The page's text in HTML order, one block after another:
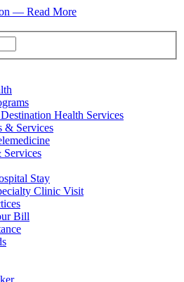
— Read More
Health Services
& Services
Stay
Clinic Visit
Bill